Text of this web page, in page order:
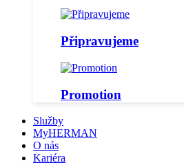
Připravujeme
Promotion
Služby
MyHERMAN
O nás
Kariéra